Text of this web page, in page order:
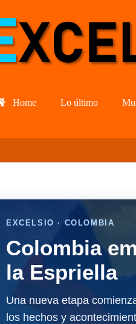
Home Lo último
EXCELSIO · COLOMBIA
Colombia
la Espriella
Una nueva etapa
los hechos y